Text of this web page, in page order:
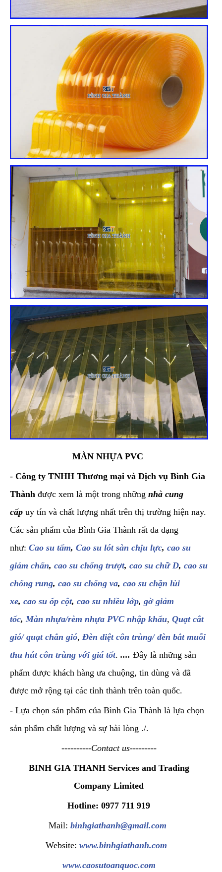
MÀN NHỰA PVC
- Công ty TNHH Thương mại và Dịch vụ Bình Gia
Thành được xem là một trong những nhà cung
cấp uy tín và chất lượng nhất trên thị trường hiện nay.
Các sản phẩm của Bình Gia Thành rất đa dạng
như: Cao su tấm, Cao su lót sàn chịu lực, cao su
giảm chấn, cao su chống trượt, cao su chữ D, cao su
chống rung, cao su chống va, cao su chặn lùi
xe, cao su ốp cột, cao su nhiều lớp, gờ giảm
tốc, Màn nhựa/rèm nhựa PVC nhập khẩu, Quạt cắt
gió/ quạt chắn gió, Đèn diệt côn trùng/ đèn bắt muỗi
thu hút côn trùng với giá tốt. .... Đây là những sản
phẩm được khách hàng ưa chuộng, tin dùng và đã
được mở rộng tại các tỉnh thành trên toàn quốc.
- Lựa chọn sản phẩm của Bình Gia Thành là lựa chọn
sản phẩm chất lượng và sự hài lòng ./.
----------Contact us---------
BINH GIA THANH Services and Trading
Company Limited
Hotline: 0977 711 919
Mail:binhgiathanh@gmail.com
Website:www.binhgiathanh.com
www.caosutoanquoc.com